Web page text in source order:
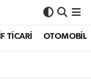
TİCARİ OTOMOBİL